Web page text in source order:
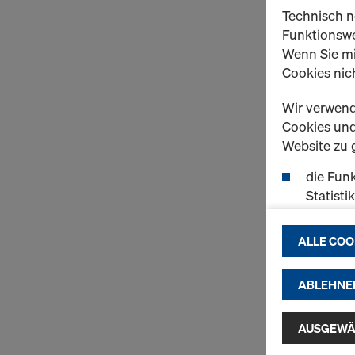
Technisch
Wenn Sie
Cookies
Wir
Cookies
Website zu
die
Indem Sie
ALLE